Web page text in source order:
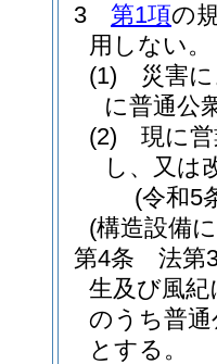
3
第1項の
用しない。
(1)
災害
に普通公
(2)
現に
し、又は
(令和5
(構造設備
第4条
法第
生及び風
のうち普
とする。